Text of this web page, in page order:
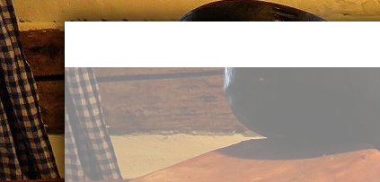
Skip
content